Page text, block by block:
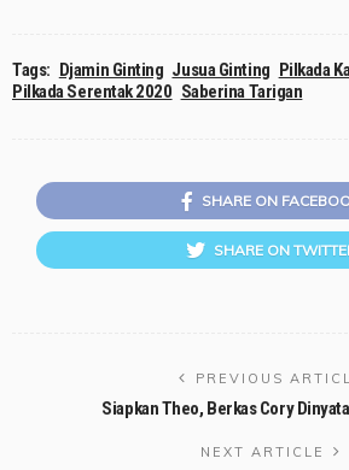
Tags: Djamin Ginting Jusua Ginting Pilkada
Pilkada Serentak 2020 Saberina Tarigan
SHARE ON
SHARE ON
PREVIOUS
Siapkan Theo, Berkas Cory
NEXT ARTICLE